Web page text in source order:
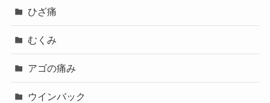
ひざ痛
むくみ
アゴの痛み
ウインバック